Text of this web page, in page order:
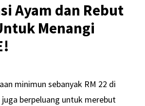
Ayam dan Rebut
Menangi
minimun sebanyak RM 22 di
berpeluang untuk merebut